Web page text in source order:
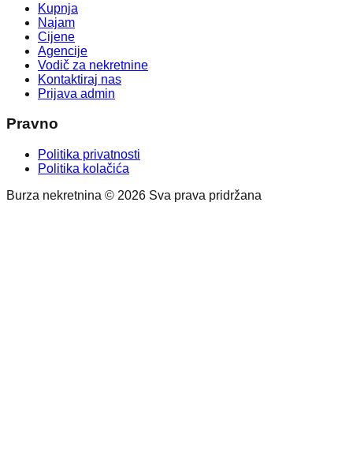
Kupnja
Najam
Cijene
Agencije
Vodič za nekretnine
Kontaktiraj nas
Prijava admin
Pravno
Politika privatnosti
Politika kolačića
Burza nekretnina © 2026 Sva prava pridržana